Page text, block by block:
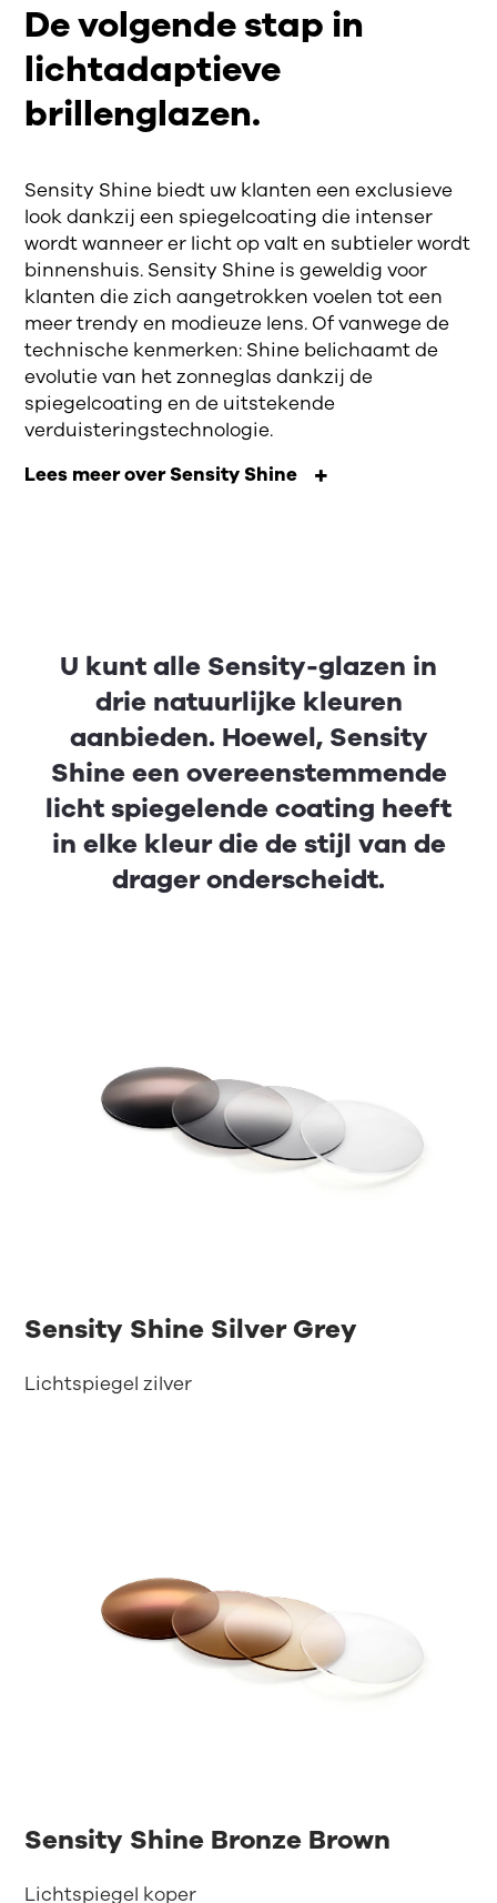
De volgende stap in
lichtadaptieve
brillenglazen.
Sensity Shine biedt uw klanten een exclusieve
look dankzij een spiegelcoating die intenser
wordt wanneer er licht op valt en subtieler wordt
binnenshuis. Sensity Shine is geweldig voor
klanten die zich aangetrokken voelen tot een
meer trendy en modieuze lens. Of vanwege de
technische kenmerken: Shine belichaamt de
evolutie van het zonneglas dankzij de
spiegelcoating en de uitstekende
verduisteringstechnologie.
Lees meer over Sensity Shine
U kunt alle Sensity-glazen in
drie natuurlijke kleuren
aanbieden. Hoewel, Sensity
Shine een overeenstemmende
licht spiegelende coating heeft
in elke kleur die de stijl van de
drager onderscheidt.
Sensity Shine Silver Grey
Lichtspiegel zilver
Sensity Shine Bronze Brown
Lichtspiegel koper